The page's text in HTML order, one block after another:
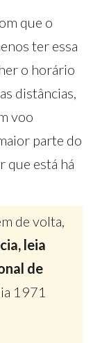
que o
ter essa
o horário
distâncias,
voo
parte do
que está há
de volta,
leia
de
1971